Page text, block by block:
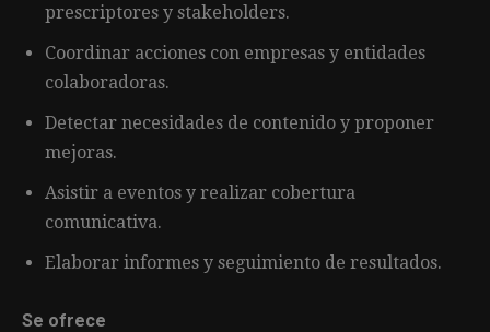
prescriptores y stakeholders.
Coordinar acciones con empresas y entidades
colaboradoras.
Detectar necesidades de contenido y proponer
mejoras.
Asistir a eventos y realizar cobertura
comunicativa.
Elaborar informes y seguimiento de resultados.
Se ofrece